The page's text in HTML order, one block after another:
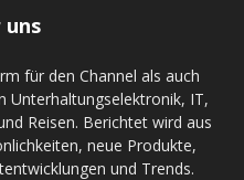
uns
für den Channel als auch
Unterhaltungselektronik, IT,
Reisen. Berichtet wird aus
neue Produkte,
und Trends.